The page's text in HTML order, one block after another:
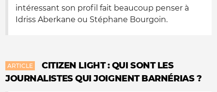
intéressant son profil fait beaucoup penser à
Idriss Aberkane ou Stéphane Bourgoin.
ARTICLE
CITIZEN LIGHT : QUI SONT LES
JOURNALISTES QUI JOIGNENT BARNÉRIAS ?